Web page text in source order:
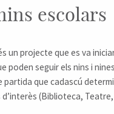
escolars
un projecte que es va
poden seguir els nins i
partida que cadascú
d’interès (Biblioteca,